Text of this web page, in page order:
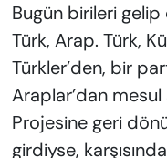
Bugün birileri gelip
Türk, Arap. Türk,
Türkler’den, bir
Araplar’dan
Projesine geri
girdiyse,